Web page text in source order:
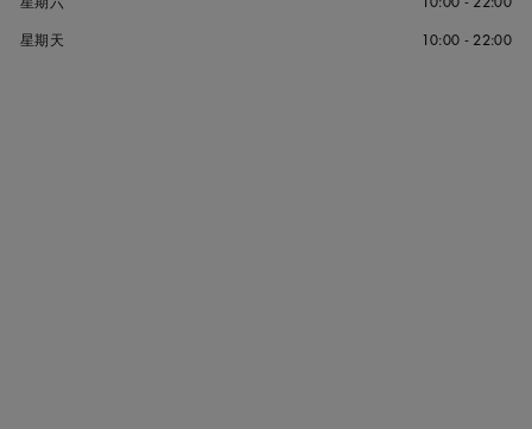
星期六 10:00 - 22:00
星期天 10:00 - 22:00